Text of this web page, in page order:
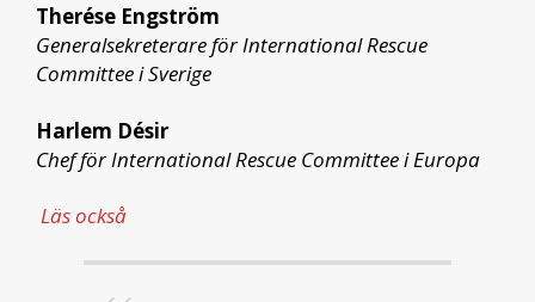
Therése Engström
Generalsekreterare för International Rescue
Committee i Sverige
Harlem Désir
Chef för International Rescue Committee i Europa
Läs också